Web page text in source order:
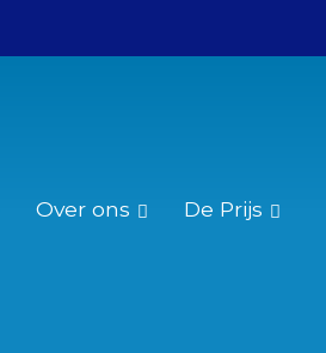
Over ons De Prijs